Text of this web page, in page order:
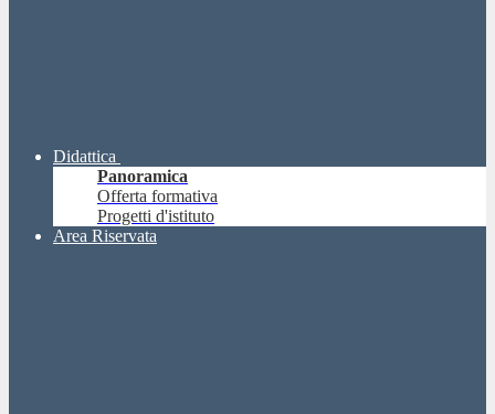
Didattica
Panoramica
Offerta formativa
Progetti d'istituto
Area Riservata